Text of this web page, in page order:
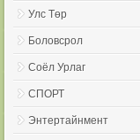
Улс Төр
Боловсрол
Соёл Урлаг
СПОРТ
Энтертайнмент